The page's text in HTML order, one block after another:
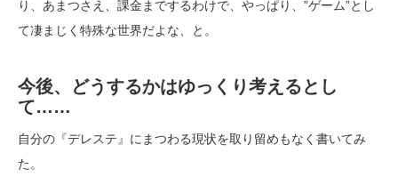
り、あまつさえ、課金までするわけで、やっぱり、”ゲーム”とし
て凄まじく特殊な世界だよな、と。
今後、どうするかはゆっくり考えるとし
て……
自分の『デレステ』にまつわる現状を取り留めもなく書いてみ
た。